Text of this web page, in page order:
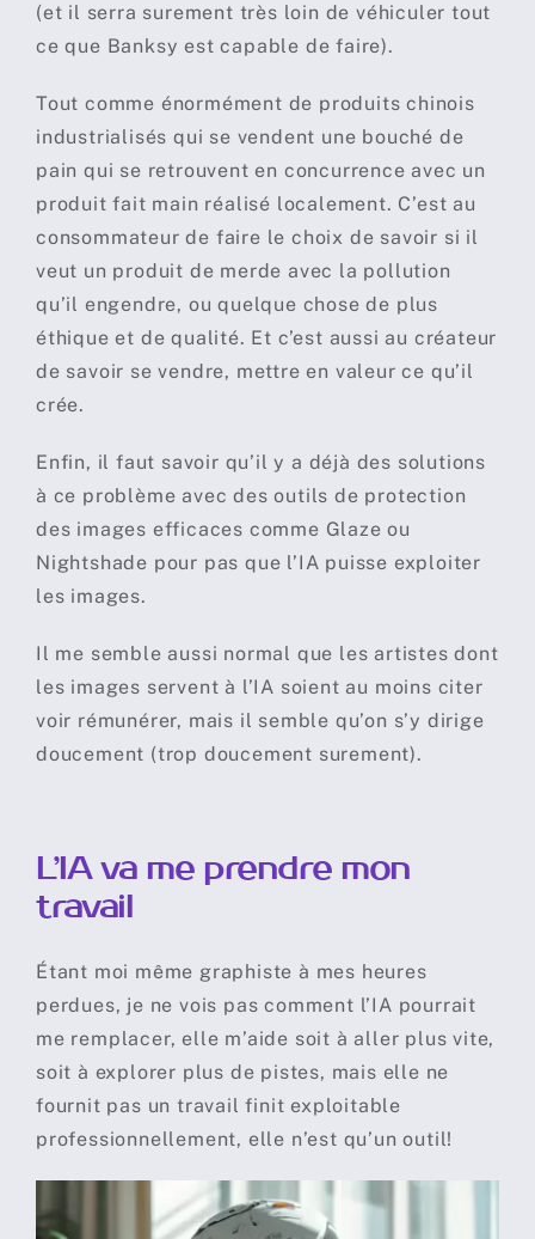
(et il serra surement très loin de véhiculer tout
ce que Banksy est capable de faire).
Tout comme énormément de produits chinois
industrialisés qui se vendent une bouché de
pain qui se retrouvent en concurrence avec un
produit fait main réalisé localement. C’est au
consommateur de faire le choix de savoir si il
veut un produit de merde avec la pollution
qu’il engendre, ou quelque chose de plus
éthique et de qualité. Et c’est aussi au créateur
de savoir se vendre, mettre en valeur ce qu’il
crée.
Enfin, il faut savoir qu’il y a déjà des solutions
à ce problème avec des outils de protection
des images efficaces comme Glaze ou
Nightshade pour pas que l’IA puisse exploiter
les images.
Il me semble aussi normal que les artistes dont
les images servent à l’IA soient au moins citer
voir rémunérer, mais il semble qu’on s’y dirige
doucement (trop doucement surement).
L’IA va me prendre mon
travail
Étant moi même graphiste à mes heures
perdues, je ne vois pas comment l’IA pourrait
me remplacer, elle m’aide soit à aller plus vite,
soit à explorer plus de pistes, mais elle ne
fournit pas un travail finit exploitable
professionnellement, elle n’est qu’un outil!